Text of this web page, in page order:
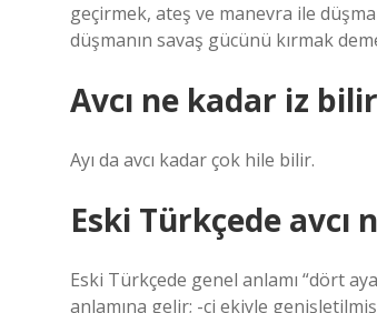
geçirmek, ateş ve manevra ile
düşmanın savaş gücünü kırmak
Avcı ne kadar iz
Ayı da avcı kadar çok hile bilir.
Eski Türkçede avcı
Eski Türkçede genel anlamı “dört
anlamına gelir; -çi ekiyle